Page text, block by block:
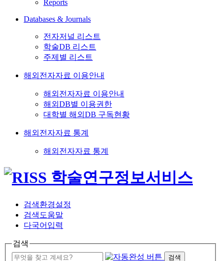
Reports
Databases & Journals
전자저널 리스트
학술DB 리스트
주제별 리스트
해외전자자료 이용안내
해외전자자료 이용안내
해외DB별 이용권한
대학별 해외DB 구독현황
해외전자자료 통계
해외전자자료 통계
검색환경설정
검색도움말
다국어입력
검색
검색